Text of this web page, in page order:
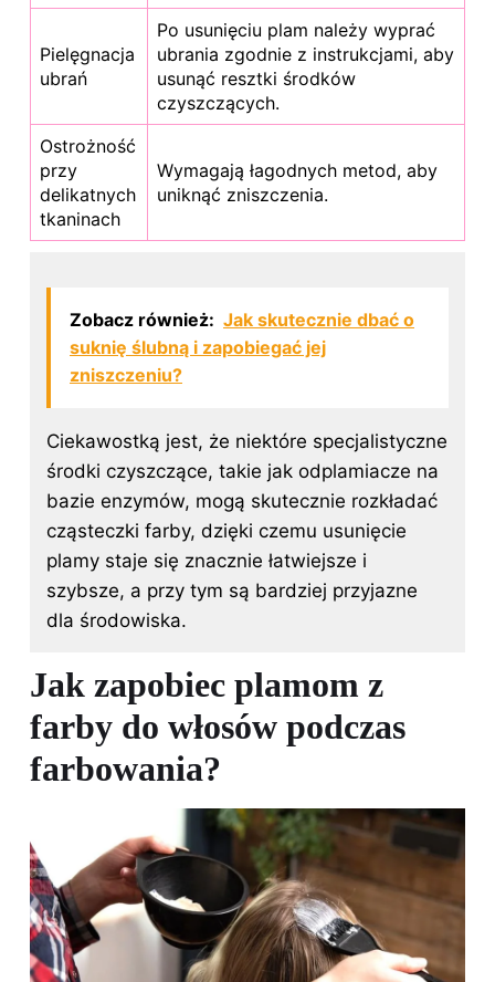
Pielęgnacja
ubrań
Po usunięciu plam należy wyprać
ubrania zgodnie z instrukcjami, aby
usunąć resztki środków
czyszczących.
Ostrożność
przy
delikatnych
tkaninach
Wymagają łagodnych metod, aby
uniknąć zniszczenia.
Zobacz również: Jak skutecznie dbać o
suknię ślubną i zapobiegać jej
zniszczeniu?
Ciekawostką jest, że niektóre specjalistyczne
środki czyszczące, takie jak odplamiacze na
bazie enzymów, mogą skutecznie rozkładać
cząsteczki farby, dzięki czemu usunięcie
plamy staje się znacznie łatwiejsze i
szybsze, a przy tym są bardziej przyjazne
dla środowiska.
Jak zapobiec plamom z
farby do włosów podczas
farbowania?